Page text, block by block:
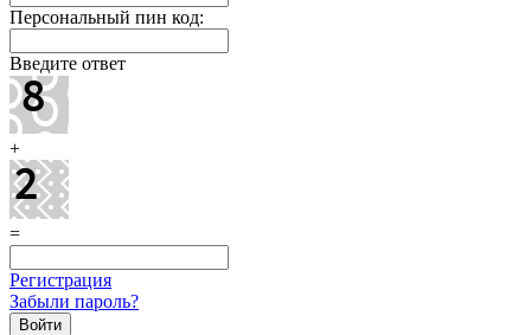
Персональный пин код:
Введите ответ
+
=
Регистрация
Забыли пароль?